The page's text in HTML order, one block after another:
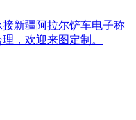
新疆阿拉尔铲车电子称
，欢迎来图定制。